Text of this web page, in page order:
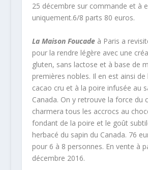
25 décembre sur commande et à
uniquement.6/8 parts 80 euros.
La Maison Foucadeà Paris a
pour la rendre légère avec une
gluten, sans lactose et à base de
premières nobles. Il en est ainsi de
cacao cru et à la poire infusée au
Canada. On y retrouve la force du
charmera tous les accrocs au
fondant de la poire et le goût
herbacé du sapin du Canada. 76
pour 6 à 8 personnes. En vente à
décembre 2016.